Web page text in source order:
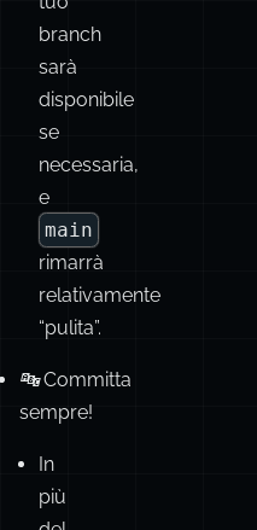
La
cronologia
del
tuo
branch
sarà
disponibile
se
necessaria,
rimarrà
relativamente
“pulita”.